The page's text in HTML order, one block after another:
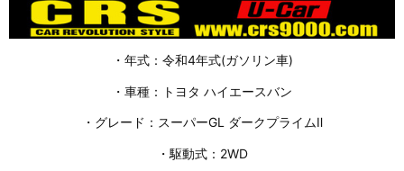
・年式：令和4年式(ガソリン車)
・車種：トヨタ ハイエースバン
・グレード：スーパーGL ダークプライムⅡ
・駆動式：2WD